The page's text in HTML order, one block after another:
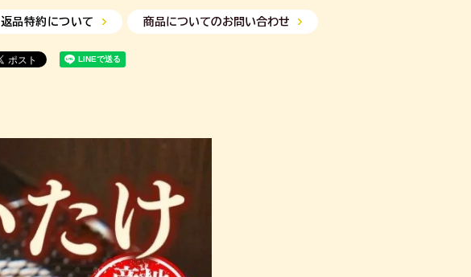
返品特約について 商品についてのお問い合わせ